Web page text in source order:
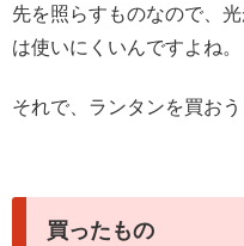
先を照らすものなので、
は使いにくいんですよね。
それで、ランタンを買おう
買ったもの